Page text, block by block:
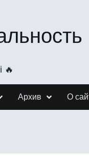
🔥
Архив О